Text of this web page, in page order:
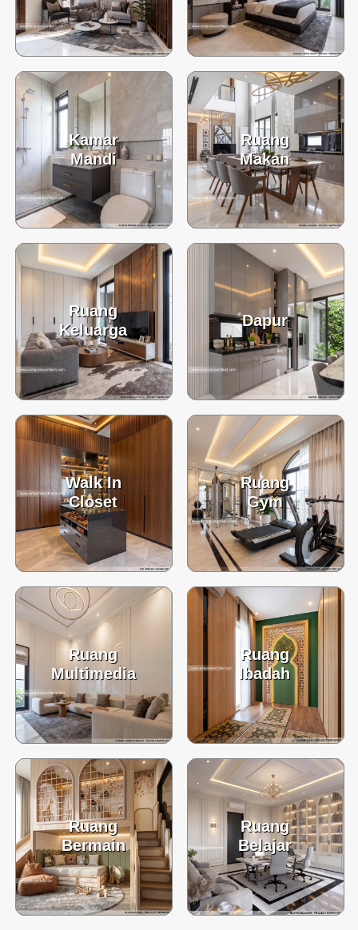
Kamar
Mandi
Ruang
Makan
Ruang
Keluarga
Dapur
Walk In
Closet
Ruang
Gym
Ruang
Multimedia
Ruang
Ibadah
Ruang
Bermain
Ruang
Belajar